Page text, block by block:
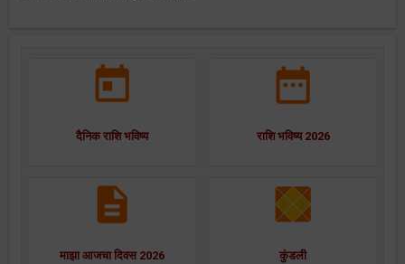
दैनिक राशि भविष्य राशि भविष्य 2026
माझा आजचा दिवस 2026 कुंडली